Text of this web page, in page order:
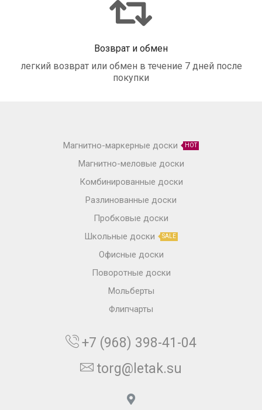
Возврат и обмен
легкий возврат или обмен в течение 7 дней после
покупки
Магнитно-маркерные доски HOT
Магнитно-меловые доски
Комбинированные доски
Разлинованные доски
Пробковые доски
Школьные доски
SALE
Офисные доски
Поворотные доски
Мольберты
Флипчарты
+7 (968) 398-41-04
torg@letak.su